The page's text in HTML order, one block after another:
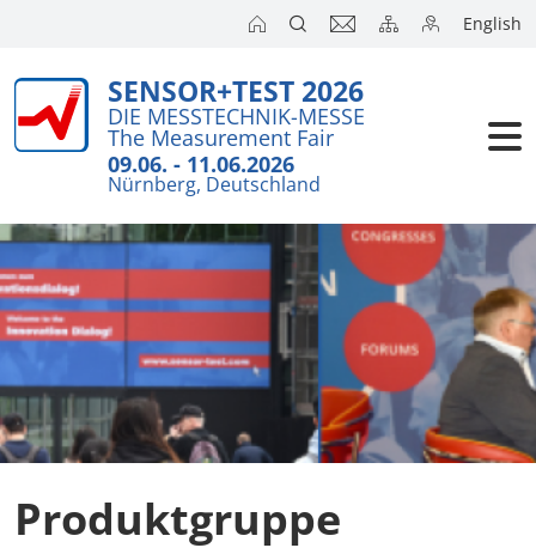
English
SENSOR+TEST 2026
DIE MESSTECHNIK-MESSE
The Measurement Fair
09.06. - 11.06.2026
Nürnberg, Deutschland
Produktgruppe
Besucher
Presse